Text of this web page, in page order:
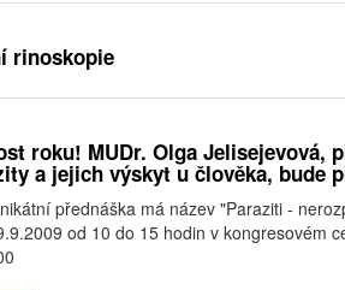
rinoskopie
roku! MUDr. Olga Jelisejevová,
a jejich výskyt u člověka, bude
přednáška má název "Paraziti -
od 10 do 15 hodin v kongresovém